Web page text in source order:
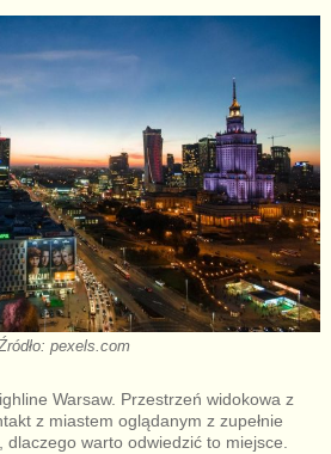
pexels.com
Warsaw. Przestrzeń widokowa z
z miastem oglądanym z zupełnie
warto odwiedzić to miejsce.